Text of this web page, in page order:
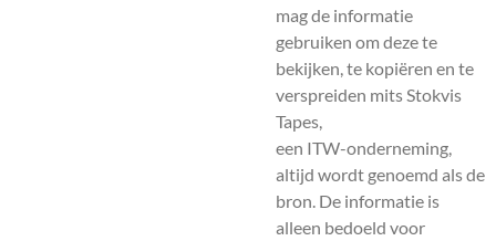
mag de informatie
gebruiken om deze te
bekijken, te kopiëren en te
verspreiden mits Stokvis
Tapes,
een ITW-onderneming,
altijd wordt genoemd als de
bron. De informatie is
alleen bedoeld voor